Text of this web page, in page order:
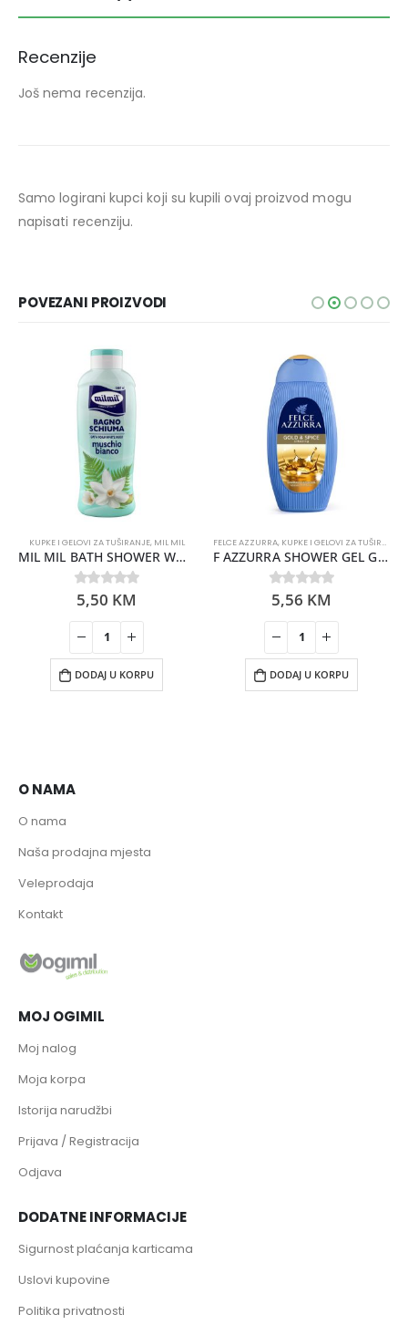
Recenzije
Još nema recenzija.
Samo logirani kupci koji su kupili ovaj proizvod mogu
napisati recenziju.
POVEZANI PROIZVODI
KUPKE I GELOVI ZA TUŠIRANJE, MIL MIL
MIL MIL BATH SHOWER WHITE MUSK 1000ML
0out of 5
5,50 KM
DODAJ U KORPU
FELCE AZZURRA, KUPKE I GELOVI ZA TUŠIRANJE
F AZZURRA SHOWER GEL GOLD & SPICE 400ML
0out of 5
5,56 KM
DODAJ U KORPU
O NAMA
O nama
Naša prodajna mjesta
Veleprodaja
Kontakt
MOJ OGIMIL
Moj nalog
Moja korpa
Istorija narudžbi
Prijava / Registracija
Odjava
DODATNE INFORMACIJE
Sigurnost plaćanja karticama
Uslovi kupovine
Politika privatnosti